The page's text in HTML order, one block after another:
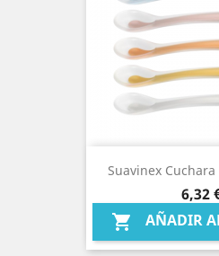
Suavinex
6,32
 AÑADIR